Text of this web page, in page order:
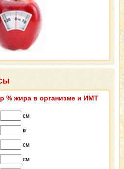
% жира в организме и ИМТ
см
кг
см
см